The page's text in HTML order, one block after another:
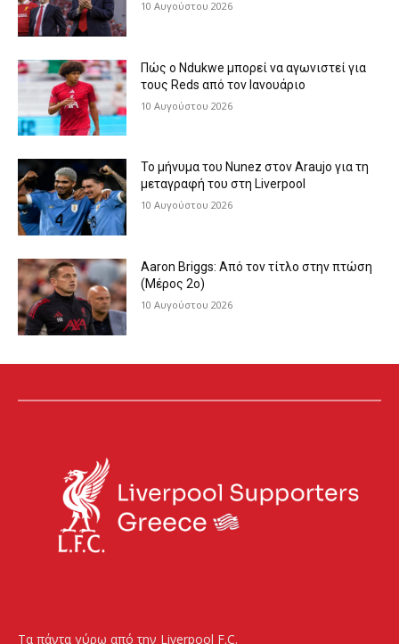
10 Αυγούστου 2026
Πώς ο Ndukwe μπορεί να αγωνιστεί για
τους Reds από τον Ιανουάριο
10 Αυγούστου 2026
Το μήνυμα του Nunez στον Araujo για τη
μεταγραφή του στη Liverpool
10 Αυγούστου 2026
Aaron Briggs: Από τον τίτλο στην πτώση
(Μέρος 2ο)
10 Αυγούστου 2026
Τα πάντα γύρω από την Liverpool F.C.